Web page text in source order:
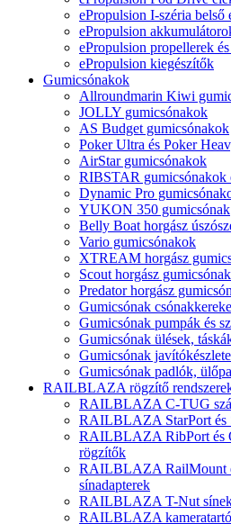
ePropulsion I-széria belső
ePropulsion
ePropulsion propellerek
ePropulsion kiegészítők
Gumicsónakok
Allroundmarin Kiwi
JOLLY gumicsónakok
AS Budget gumicsónakok
Poker Ultra és Poker
AirStar gumicsónakok
RIBSTAR gumicsónakok
Dynamic Pro
YUKON 350 gumicsónak
Belly Boat horgász
Vario gumicsónakok
XTREAM horgász
Scout horgász
Predator horgász
Gumicsónak
Gumicsónak pumpák és
Gumicsónak ülések,
Gumicsónak
Gumicsónak padlók,
RAILBLAZA rögzítő
RAILBLAZA C-TUG
RAILBLAZA StarPort és
RAILBLAZA RibPort és
rögzítők
RAILBLAZA RailMount
sínadapterek
RAILBLAZA T-Nut sínek
RAILBLAZA